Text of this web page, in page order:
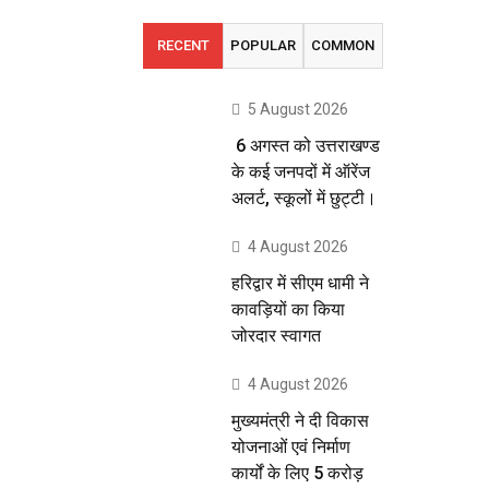
RECENT POPULAR COMMON
5 August 2026
6 अगस्त को उत्तराखण्ड
के कई जनपदों में ऑरेंज
अलर्ट, स्कूलों में छुट्टी।
4 August 2026
हरिद्वार में सीएम धामी ने
कावड़ियों का किया
जोरदार स्वागत
4 August 2026
मुख्यमंत्री ने दी विकास
योजनाओं एवं निर्माण
कार्यों के लिए 5 करोड़